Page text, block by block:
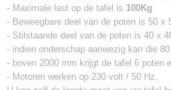
- Maximale last op de tafel is 100Kg
- Beweegbare deel van de poten is 50 x
- Stilstaande deel van de poten is 40 x
- indien onderschap aanwezig kan die
- boven 2000 mm krijgt de tafel 6 poten
- Motoren werken op 230 volt / 50 Hz.